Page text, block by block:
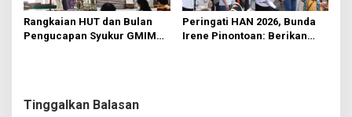
Rangkaian HUT dan Bulan
Pengucapan Syukur GMIM
Peringati HAN 2026, Bunda
Irene Pinontoan: Berikan
Tinggalkan Balasan